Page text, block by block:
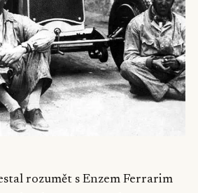
rozumět s Enzem Ferrarim